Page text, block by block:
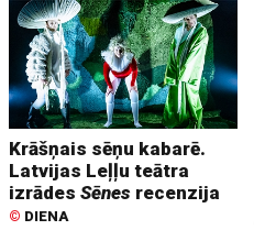
Krāšņais sēņu kabarē.
Latvijas Leļļu teātra
izrādesSēnes recenzija
© DIENA